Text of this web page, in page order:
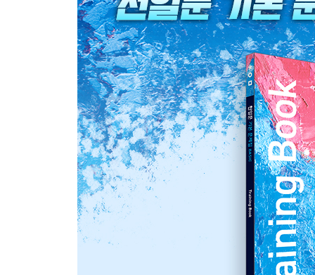
Unit 15 to부정사/동명사 목적어Ⅰ
Unit 16 to부정사/동명사 목적어Ⅱ
Unit 17 명사절 목적어
Unit 18 재귀대명사 목적어
Unit 19 전치사의 목적어
Unit 20 가목적어 it
CHAPTER 04 보어의 이해
Unit 21 다양한 주격보어
Unit 22 to부정사 목적격보어
Unit 23 원형부정사(v) 목적격보어
Unit 24 현재분사(v-ing) 목적격보어
Unit 25 과거분사(p.p.) 목적격보어
Unit 26 have+목적어+p.p.